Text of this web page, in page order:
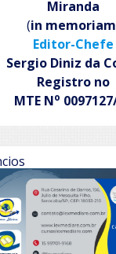
Miranda
(in memoriam
Editor-Chefe
Sergio Diniz da
Registro no
MTE No